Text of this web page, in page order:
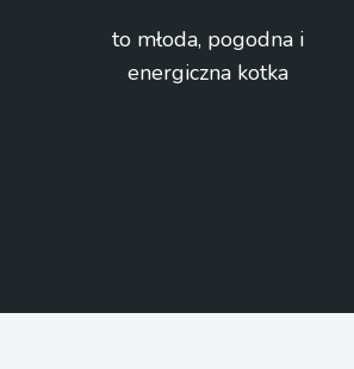
to młoda, pogodna i
energiczna kotka